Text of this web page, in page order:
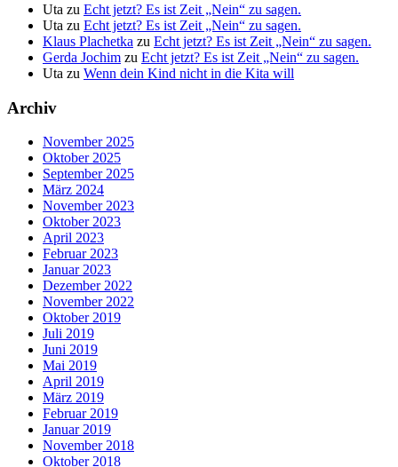
Uta zu Echt jetzt? Es ist Zeit „Nein“ zu sagen.
Uta zu Echt jetzt? Es ist Zeit „Nein“ zu sagen.
Klaus Plachetka zu Echt jetzt? Es ist Zeit „Nein“ zu sagen.
Gerda Jochim zu Echt jetzt? Es ist Zeit „Nein“ zu sagen.
Uta zu Wenn dein Kind nicht in die Kita will
Archiv
November 2025
Oktober 2025
September 2025
März 2024
November 2023
Oktober 2023
April 2023
Februar 2023
Januar 2023
Dezember 2022
November 2022
Oktober 2019
Juli 2019
Juni 2019
Mai 2019
April 2019
März 2019
Februar 2019
Januar 2019
November 2018
Oktober 2018